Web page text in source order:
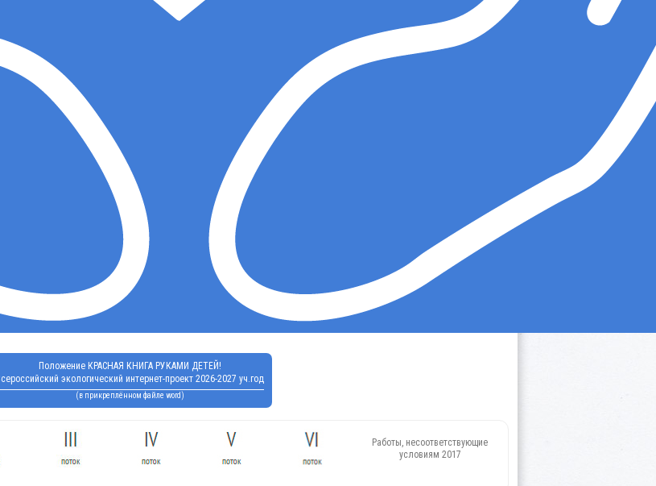
Положение КРАСНАЯ КНИГА РУКАМИ ДЕТЕЙ!
экологический интернет-проект 2026-2027 уч.год
(в прикреплённом файле word)
Работы, несоответствующие
условиям 2017